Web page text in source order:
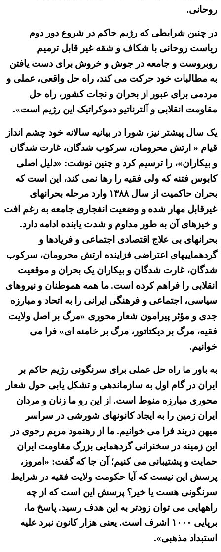
روحانی.
در چنین شرایطی که رژیم حاکم در شروع دور دوم
ریاست روحانی با شکاف و شقه غیر قابل ترمیم
روبروست و جامعه در جوش و خروش برای دست یافتن
به مطالبات خود حرکت می کند، راه حل واقعی، عملی و
مردمی برای عبور از بحران و نجات کشور، راه حل
مقاومت انقلابی و آلترناتیو دموکراتیک این رژیم است».
یک سال پیشتر نیز، شورا در بیانیه سالانه خود چشم انداز
قیام « ارتش محرومان، سرکوب شدگان، غارت شدگان
و بیکاران»، را ترسیم کرد و چنین نوشت: «دلیل اصلی
کابوس فتنه که ولی فقیه را رها نمی کند، این است که
بحران حاکمیت از سال ۱۳۸۸ وارد مرحله بحرانهای
غیرقابل مهار شده و وضعیت انفجاری جامعه به رغم افت
و خیزهای آن به طور مداوم و شدت یابنده ادامه دارد.
بحرانهای بی علاج اقتصادی اجتماعی و فریادها و
گردهماییهای اعتراضی فزاینده ارتش محرومان، سرکوب
شدگان، غارت شدگان و بیکاران یک بحران و موقعیت
انقلابی را فراهم کرده است. ما همه هموطنان و نیروهای
سیاسی، اجتماعی و فرهنگی ایرانی را به اتحاد و مبارزه
جدی و مؤثر پیرامون شعار محوری «مرگ بر اصل ولایت
فقیه، مرگ بر دیکتاتور، مرگ بر خامنه ای» فرا می
خوانیم.
به باور ما راه حل عملی برای سرنگونی رژیم حاکم بر
ایران در گام اول به سازماندهی و تشکل یابی حول شعار
محوری مبارزه منوط است. از این رو ما زنان و مردان
ایران زمین را به ایجاد کانونهای شورشی در سراسر
میهن دربند فرا می خوانیم. ما از رهنمود مریم رجوی در
این زمینه در سخنرانی گردهمایی بزرگ مقاومت ایران
حمایت و پشتیبانی می کنیم؛ آن جا که گفت: «امروز،
پرسش این نیست که آیا حکومت ولایت فقیه در شرایط
سرنگونی هست یا خیر؟ پرسش این است که از چه
راههایی می توان زودتر به این هدف رسید. پاسخ ما،
برپایی ۱۰۰۰ اشرف است. یعنی هزار کانون نبرد علیه
استبداد مذهبی».